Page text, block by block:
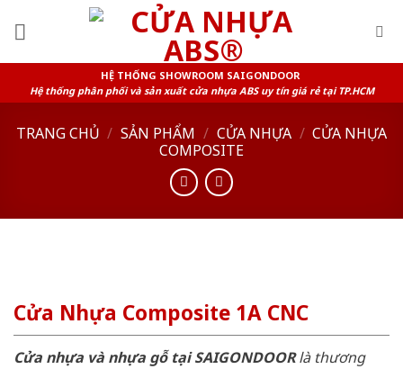
HỆ THỐNG SHOWROOM SAIGONDOOR
Hệ thống phân phối và sản xuất cửa nhựa ABS uy tín giá rẻ tại TP.HCM
TRANG CHỦ / SẢN PHẨM / CỬA NHỰA / CỬA NHỰA
COMPOSITE
Cửa Nhựa Composite 1A CNC
Cửa nhựa và nhựa gỗ tại SAIGONDOORlà thương